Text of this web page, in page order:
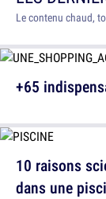
Le contenu chaud,
+65
10 raisons
dans une